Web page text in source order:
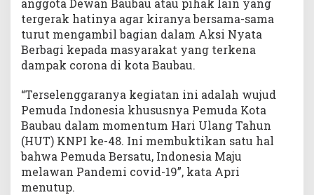
anggota Dewan Baubau atau pihak lain yang
tergerak hatinya agar kiranya bersama-sama
turut mengambil bagian dalam Aksi Nyata
Berbagi kepada masyarakat yang terkena
dampak corona di kota Baubau.
“Terselenggaranya kegiatan ini adalah wujud
Pemuda Indonesia khususnya Pemuda Kota
Baubau dalam momentum Hari Ulang Tahun
(HUT) KNPI ke-48. Ini membuktikan satu hal
bahwa Pemuda Bersatu, Indonesia Maju
melawan Pandemi covid-19”, kata Apri
menutup.